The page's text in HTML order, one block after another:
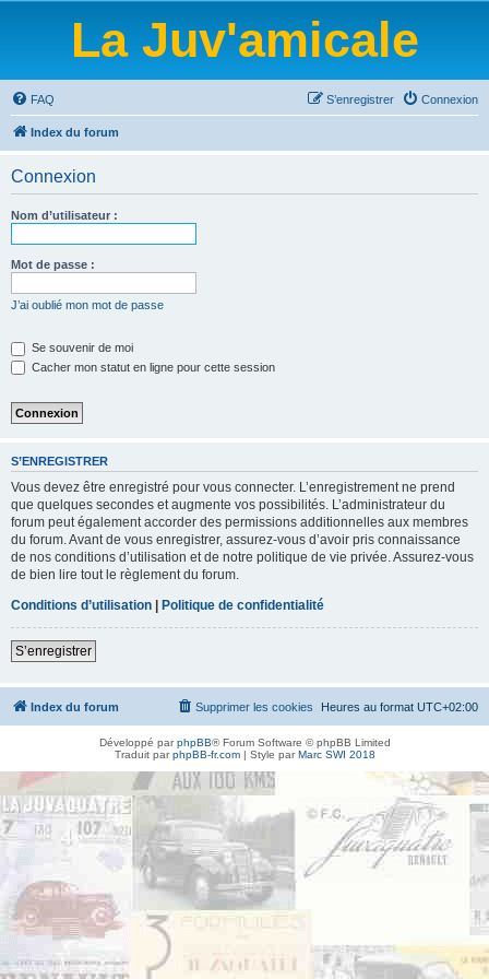
La Juv'amicale
FAQ Connexion
S’enregistrer
Index du forum
Connexion
Nom d’utilisateur :
Mot de passe :
J’ai oublié mon mot de passe
Se souvenir de moi
Cacher mon statut en ligne pour cette session
S’ENREGISTRER
Vous devez être enregistré pour vous connecter. L’enregistrement ne prend
que quelques secondes et augmente vos possibilités. L’administrateur du
forum peut également accorder des permissions additionnelles aux membres
du forum. Avant de vous enregistrer, assurez-vous d’avoir pris connaissance
de nos conditions d’utilisation et de notre politique de vie privée. Assurez-vous
de bien lire tout le règlement du forum.
Conditions d’utilisation | Politique de confidentialité
S’enregistrer
Index du forum Heures au format UTC+02:00
Supprimer les cookies
Développé parphpBB® Forum Software © phpBB Limited
Traduit parphpBB-fr.com| Style parMarc SWI 2018